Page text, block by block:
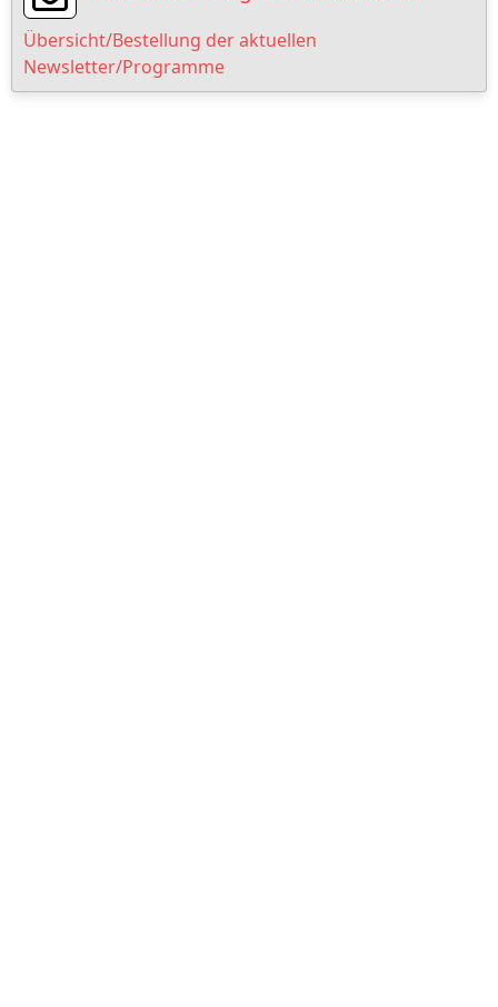
Übersicht/Bestellung der aktuellen
Newsletter/Programme